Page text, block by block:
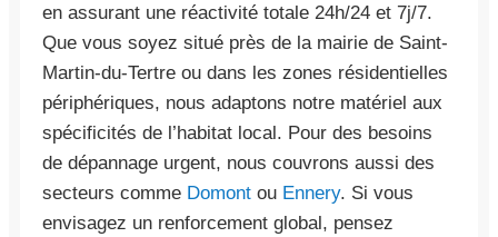
en assurant une réactivité totale 24h/24 et 7j/7.
Que vous soyez situé près de la mairie de Saint-
Martin-du-Tertre ou dans les zones résidentielles
périphériques, nous adaptons notre matériel aux
spécificités de l’habitat local. Pour des besoins
de dépannage urgent, nous couvrons aussi des
secteurs comme Domont ou Ennery. Si vous
envisagez un renforcement global, pensez